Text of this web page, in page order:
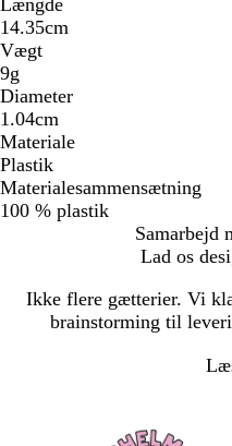
14.35cm
Vægt
9g
Diameter
1.04cm
Materiale
Plastik
Materialesammensætning
100 % plastik
Samarbejd
Lad os
Ikke flere gætterier. Vi
brainstorming til